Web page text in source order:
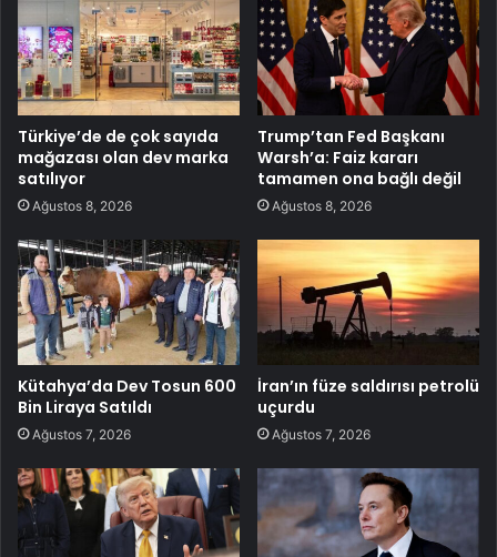
Türkiye’de de çok sayıda
mağazası olan dev marka
satılıyor
Ağustos 8, 2026
Trump’tan Fed Başkanı
Warsh’a: Faiz kararı
tamamen ona bağlı değil
Ağustos 8, 2026
Kütahya’da Dev Tosun 600
Bin Liraya Satıldı
Ağustos 7, 2026
İran’ın füze saldırısı petrolü
uçurdu
Ağustos 7, 2026